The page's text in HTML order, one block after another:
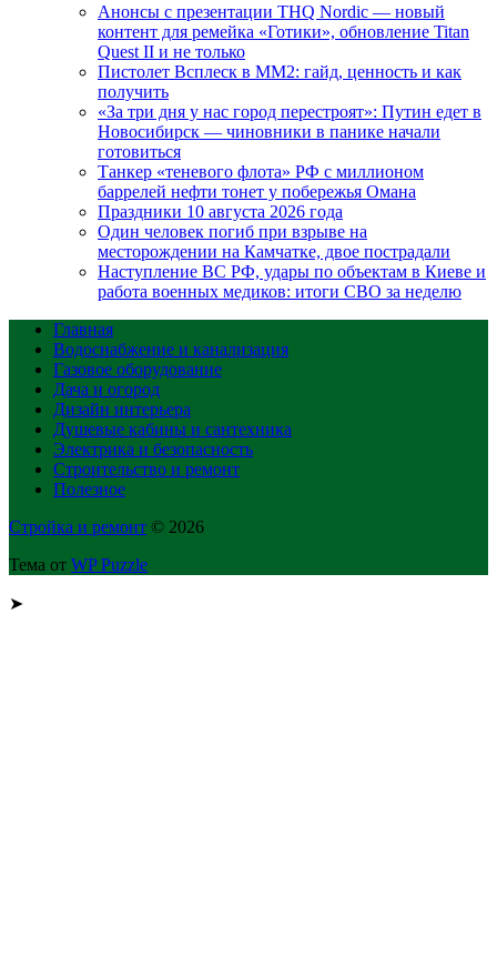
Анонсы с презентации THQ Nordic — новый
контент для ремейка «Готики», обновление Titan
Quest II и не только
Пистолет Всплеск в MM2: гайд, ценность и как
получить
«За три дня у нас город перестроят»: Путин едет в
Новосибирск — чиновники в панике начали
готовиться
Танкер «теневого флота» РФ с миллионом
баррелей нефти тонет у побережья Омана
Праздники 10 августа 2026 года
Один человек погиб при взрыве на
месторождении на Камчатке, двое пострадали
Наступление ВС РФ, удары по объектам в Киеве и
работа военных медиков: итоги СВО за неделю
Главная
Водоснабжение и канализация
Газовое оборудование
Дача и огород
Дизайн интерьера
Душевые кабины и сантехника
Электрика и безопасность
Строительство и ремонт
Полезное
Стройка и ремонт © 2026
Тема от WP Puzzle
➤